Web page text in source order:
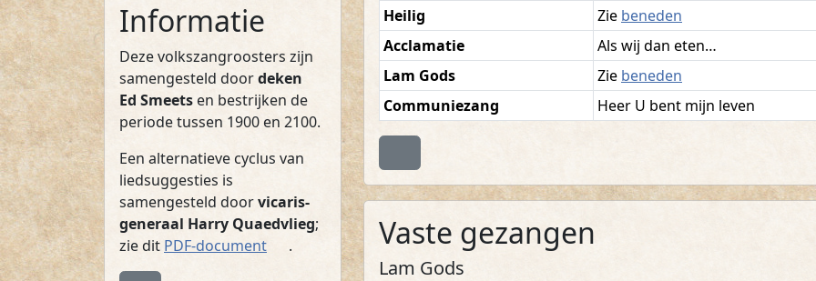
Informatie
Deze volkszangroosters zijn
samengesteld doordeken
Ed Smeetsen bestrijken de
periode tussen 1900 en 2100.
Een alternatieve cyclus van
liedsuggesties is
samengesteld doorvicaris-
generaal Harry Quaedvlieg;
zie dit PDF-document(PDF).
Heilig
Zie beneden
Acclamatie
Als wij dan eten…
Lam Gods
Zie beneden
Communiezang
Heer U bent mijn leven
Vaste gezangen
Lam Gods